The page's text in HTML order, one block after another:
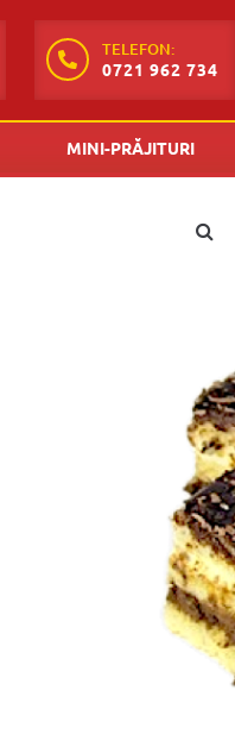
TELEFON:
0721 962 734
MINI-PRĂJITURI